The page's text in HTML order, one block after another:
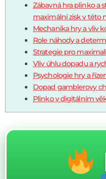
Zábavná hra plinko a
maximální zisk v této
Mechanika hry a vliv
Role náhody a
Strategie pro
Vliv úhlu dopadu a
Psychologie hry a
Dopad gamblerovy
Plinko v digitálním